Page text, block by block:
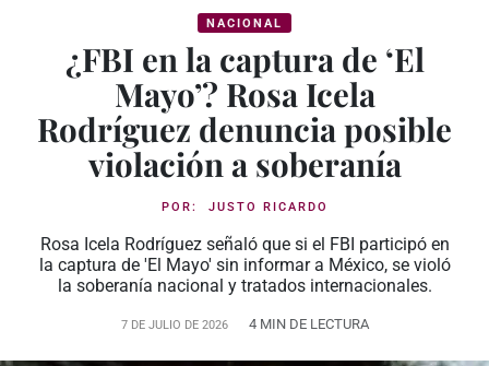
NACIONAL
¿FBI en la captura de ‘El
Mayo’? Rosa Icela
Rodríguez denuncia posible
violación a soberanía
POR: JUSTO RICARDO
Rosa Icela Rodríguez señaló que si el FBI participó en
la captura de 'El Mayo' sin informar a México, se violó
la soberanía nacional y tratados internacionales.
7 DE JULIO DE 2026 4 MIN DE LECTURA